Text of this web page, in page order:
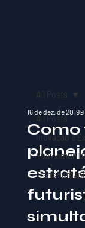
All Posts
Inovação e
Sua
All Posts
Como
16 de dez. de 2019